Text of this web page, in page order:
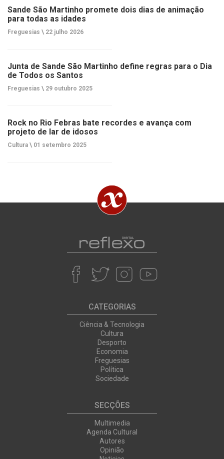
Sande São Martinho promete dois dias de animação
para todas as idades
Freguesias \ 22 julho 2026
Junta de Sande São Martinho define regras para o Dia
de Todos os Santos
Freguesias \ 29 outubro 2025
Rock no Rio Febras bate recordes e avança com
projeto de lar de idosos
Cultura \ 01 setembro 2025
CATEGORIAS
Ciência & Tecnologia
Cultura
Desporto
Economia
Freguesias
Política
Sociedade
SECÇÕES
Multimedia
Agenda Cultural
Autores
Opinião